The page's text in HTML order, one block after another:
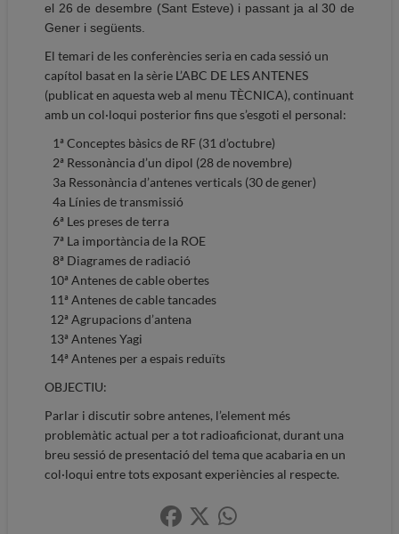
el 26 de desembre (Sant Esteve) i passant ja al 30 de
Gener i següents.
El temari de les conferències seria en cada sessió un
capítol basat en la sèrie L’ABC DE LES ANTENES
(publicat en aquesta web al menu TÈCNICA), continuant
amb un col·loqui posterior fins que s’esgoti el personal:
1ª Conceptes bàsics de RF (31 d’octubre)
2ª Ressonància d’un dipol (28 de novembre)
3a Ressonància d’antenes verticals (30 de gener)
4a Línies de transmissió
6ª Les preses de terra
7ª La importància de la ROE
8ª Diagrames de radiació
10ª Antenes de cable obertes
11ª Antenes de cable tancades
12ª Agrupacions d’antena
13ª Antenes Yagi
14ª Antenes per a espais reduïts
OBJECTIU:
Parlar i discutir sobre antenes, l’element més
problemàtic actual per a tot radioaficionat, durant una
breu sessió de presentació del tema que acabaria en un
col·loqui entre tots exposant experiències al respecte.